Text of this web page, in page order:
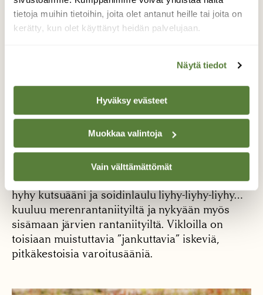
tietoja muihin tietoihin, joita olet antanut heille tai joita on
kerätty, kun olet käyttänyt heidän palvelujaan.
Näytä tiedot
Hyväksy evästeet
Muokkaa valintoja
Vain välttämättömät
Naaras ja nuori lintu ovat kuitenkin vaikeammin
tunnistettavasti vaaleampia.
Punajalkaviklon punaiset jalat ja lennossa
näkyvä siipien takaosan valkoinen väri sekä
äänet ovat muista erottavia tuntomerkkejä. Tjyy
hyhy kutsuääni ja soidinlaulu liyhy-liyhy-liyhy…
kuuluu merenrantaniityiltä ja nykyään myös
sisämaan järvien rantaniityiltä. Vikloilla on
toisiaan muistuttavia ”jankuttavia” iskeviä,
pitkäkestoisia varoitusääniä.